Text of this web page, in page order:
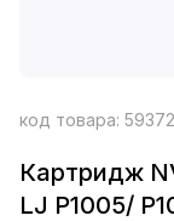
код товара: 59372
Картридж
LJ P1005/